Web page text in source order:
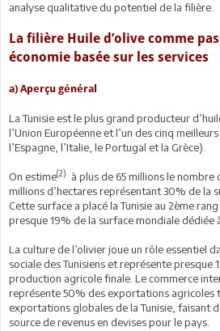
analyse qualitative du potentiel de la filière.
La filière Huile d’olive comme
économie basée sur les services
a) Aperçu général
La Tunisie est le plus grand producteur
l’Union Européenne et l’un des cinq
l’Espagne, l’Italie, le Portugal et la Grèce).
On estime(2)
à plus de 65 millions le nombre
millions d’hectares représentant 30% de la
Cette surface a placé la Tunisie au 2ème
presque 19% de la surface mondiale dédiée
La culture de l’olivier joue un rôle essentiel
sociale des Tunisiens et représente presque
production agricole finale. Le commerce
représente 50% des exportations agricoles
exportations globales de la Tunisie, faisant
source de revenus en devises pour le pays.